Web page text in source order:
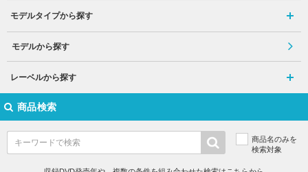
モデルタイプから探す
モデルから探す
レーベルから探す
商品検索
商品名のみを
検索対象